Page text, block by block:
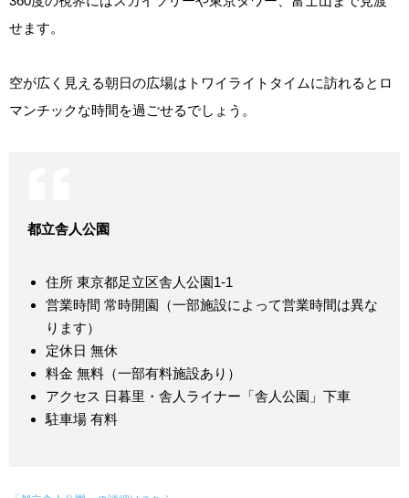
せます。
空が広く見える朝日の広場はトワイライトタイムに訪れるとロ
マンチックな時間を過ごせるでしょう。
都立舎人公園
住所 東京都足立区舎人公園1-1
営業時間 常時開園（一部施設によって営業時間は異な
ります）
定休日 無休
料金 無料（一部有料施設あり）
アクセス 日暮里・舎人ライナー「舎人公園」下車
駐車場 有料